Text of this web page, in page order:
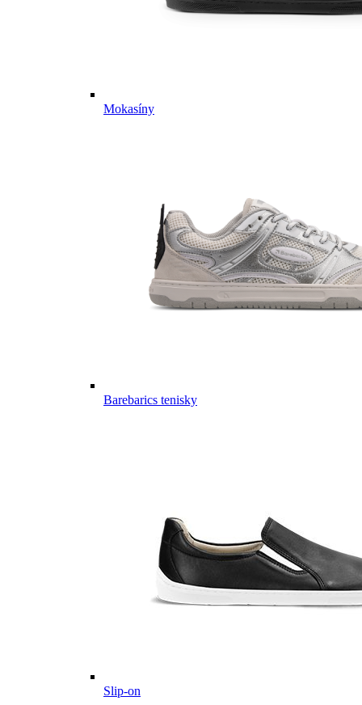
Mokasíny
Barebarics tenisky
Slip-on